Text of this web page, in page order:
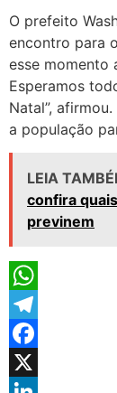
O prefeito
encontro para
esse momento
Esperamos
Natal”,
a população
LEIA
confira
previnem
WhatsApp
Telegram
Facebook